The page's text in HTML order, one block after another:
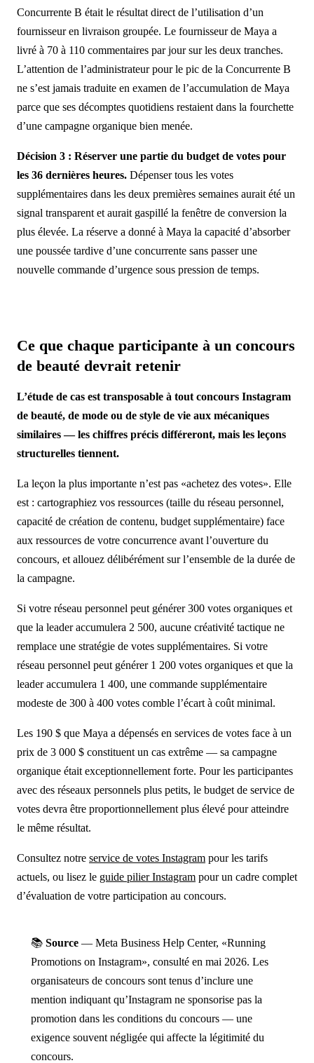
Concurrente B était le résultat direct de l’utilisation d’un
fournisseur en livraison groupée. Le fournisseur de Maya a
livré à 70 à 110 commentaires par jour sur les deux tranches.
L’attention de l’administrateur pour le pic de la Concurrente B
ne s’est jamais traduite en examen de l’accumulation de Maya
parce que ses décomptes quotidiens restaient dans la fourchette
d’une campagne organique bien menée.
Décision 3 : Réserver une partie du budget de votes pour
les 36 dernières heures. Dépenser tous les votes
supplémentaires dans les deux premières semaines aurait été un
signal transparent et aurait gaspillé la fenêtre de conversion la
plus élevée. La réserve a donné à Maya la capacité d’absorber
une poussée tardive d’une concurrente sans passer une
nouvelle commande d’urgence sous pression de temps.
Ce que chaque participante à un concours
de beauté devrait retenir
L’étude de cas est transposable à tout concours Instagram
de beauté, de mode ou de style de vie aux mécaniques
similaires — les chiffres précis différeront, mais les leçons
structurelles tiennent.
La leçon la plus importante n’est pas «achetez des votes». Elle
est : cartographiez vos ressources (taille du réseau personnel,
capacité de création de contenu, budget supplémentaire) face
aux ressources de votre concurrence avant l’ouverture du
concours, et allouez délibérément sur l’ensemble de la durée de
la campagne.
Si votre réseau personnel peut générer 300 votes organiques et
que la leader accumulera 2 500, aucune créativité tactique ne
remplace une stratégie de votes supplémentaires. Si votre
réseau personnel peut générer 1 200 votes organiques et que la
leader accumulera 1 400, une commande supplémentaire
modeste de 300 à 400 votes comble l’écart à coût minimal.
Les 190 $ que Maya a dépensés en services de votes face à un
prix de 3 000 $ constituent un cas extrême — sa campagne
organique était exceptionnellement forte. Pour les participantes
avec des réseaux personnels plus petits, le budget de service de
votes devra être proportionnellement plus élevé pour atteindre
le même résultat.
Consultez notre service de votes Instagram pour les tarifs
actuels, ou lisez le guide pilier Instagram pour un cadre complet
d’évaluation de votre participation au concours.
📚 Source — Meta Business Help Center, «Running
Promotions on Instagram», consulté en mai 2026. Les
organisateurs de concours sont tenus d’inclure une
mention indiquant qu’Instagram ne sponsorise pas la
promotion dans les conditions du concours — une
exigence souvent négligée qui affecte la légitimité du
concours.